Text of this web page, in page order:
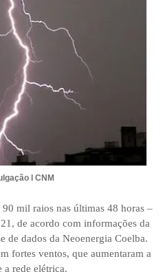
l CNM
mil raios nas últimas 48 horas –
de acordo com informações da
de dados da Neoenergia Coelba.
fortes ventos, que aumentaram a
a rede elétrica.